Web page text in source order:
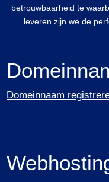
betrouwbaarheid te
leveren zijn we de
Domeinnaam